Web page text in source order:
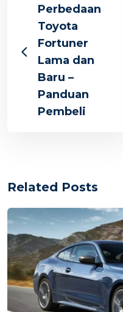
Perbedaan
Toyota
Fortuner
Lama dan
Baru –
Panduan
Pembeli
Related Posts